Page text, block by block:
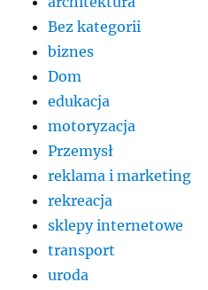
Bez kategorii
biznes
Dom
edukacja
motoryzacja
Przemysł
reklama i marketing
rekreacja
sklepy internetowe
transport
uroda